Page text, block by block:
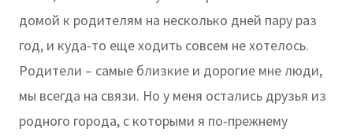
домой к родителям на несколько дней пару раз
год, и куда-то еще ходить совсем не хотелось.
Родители – самые близкие и дорогие мне люди,
мы всегда на связи. Но у меня остались друзья из
родного города, с которыми я по-прежнему